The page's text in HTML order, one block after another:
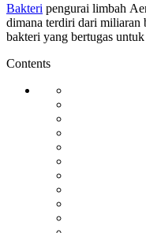
Bakteri pengurai limbah
dimana terdiri dari miliaran
bakteri yang bertugas
Contents